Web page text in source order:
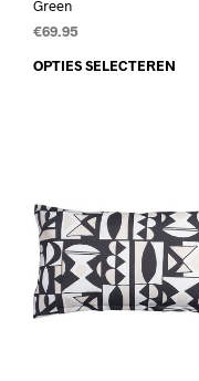
Green
€69.95
OPTIES SELECTEREN